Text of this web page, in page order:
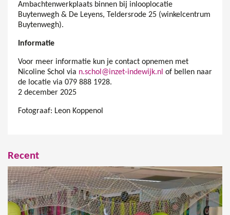
Ambachtenwerkplaats binnen bij inlooplocatie
Buytenwegh & De Leyens, Teldersrode 25 (winkelcentrum
Buytenwegh).
Informatie
Voor meer informatie kun je contact opnemen met
Nicoline Schol via n.schol@inzet-indewijk.nl of bellen naar
de locatie via 079 888 1928.
2 december 2025
Fotograaf: Leon Koppenol
Recent